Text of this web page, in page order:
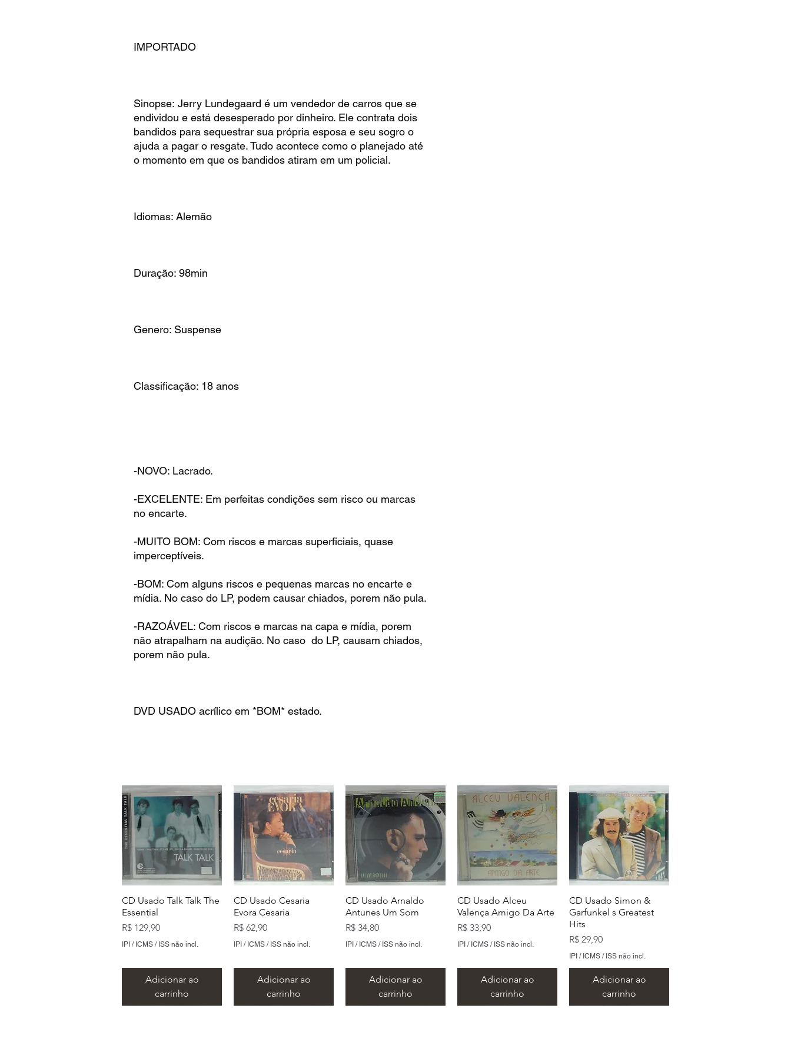
IMPORTADO
Sinopse: Jerry Lundegaard é um vendedor de carros que se
endividou e está desesperado por dinheiro. Ele contrata dois
bandidos para sequestrar sua própria esposa e seu sogro o
ajuda a pagar o resgate. Tudo acontece como o planejado até
o momento em que os bandidos atiram em um policial.
Idiomas: Alemão
Duração: 98min
Genero: Suspense
Classificação: 18 anos
-NOVO: Lacrado.
-EXCELENTE: Em perfeitas condições sem risco ou marcas
no encarte.
-MUITO BOM: Com riscos e marcas superficiais, quase
imperceptíveis.
-BOM: Com alguns riscos e pequenas marcas no encarte e
mídia. No caso do LP, podem causar chiados, porem não pula.
-RAZOÁVEL: Com riscos e marcas na capa e mídia, porem
não atrapalham na audição. No caso do LP, causam chiados,
porem não pula.
DVD USADO acrílico em *BOM* estado.
CD Usado Talk Talk The
Essential
Preço
R$ 129,90
IPI / ICMS / ISS não incl.
Adicionar ao
carrinho
CD Usado Cesaria
Evora Cesaria
Preço
R$ 62,90
IPI / ICMS / ISS não incl.
Adicionar ao
carrinho
CD Usado Arnaldo
Antunes Um Som
Preço
R$ 34,80
IPI / ICMS / ISS não incl.
Adicionar ao
carrinho
CD Usado Alceu
Valença Amigo Da Arte
Preço
R$ 33,90
IPI / ICMS / ISS não incl.
Adicionar ao
carrinho
CD Usado Simon &
Garfunkel s Greatest
Hits
Preço
R$ 29,90
IPI / ICMS / ISS não incl.
Adicionar ao
carrinho